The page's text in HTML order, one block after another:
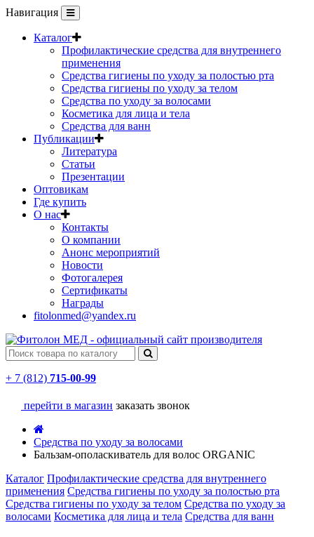
Навигация
Каталог
Профилактические средства для внутреннего
применения
Средства гигиены по уходу за полостью рта
Средства гигиены по уходу за телом
Средства по уходу за волосами
Косметика для лица и тела
Средства для ванн
Публикации
Литература
Статьи
Презентации
Оптовикам
Где купить
О нас
Контакты
О компании
Анонс мероприятий
Новости
Фотогалерея
Сертификаты
Награды
fitolonmed@yandex.ru
+ 7 (812) 715-00-99
перейти в магазин заказать звонок
Средства по уходу за волосами
Бальзам-ополаскиватель для волос ORGANIC
Каталог Профилактические средства для внутреннего
применения Средства гигиены по уходу за полостью рта
Средства гигиены по уходу за телом Средства по уходу за
волосами Косметика для лица и тела Средства для ванн